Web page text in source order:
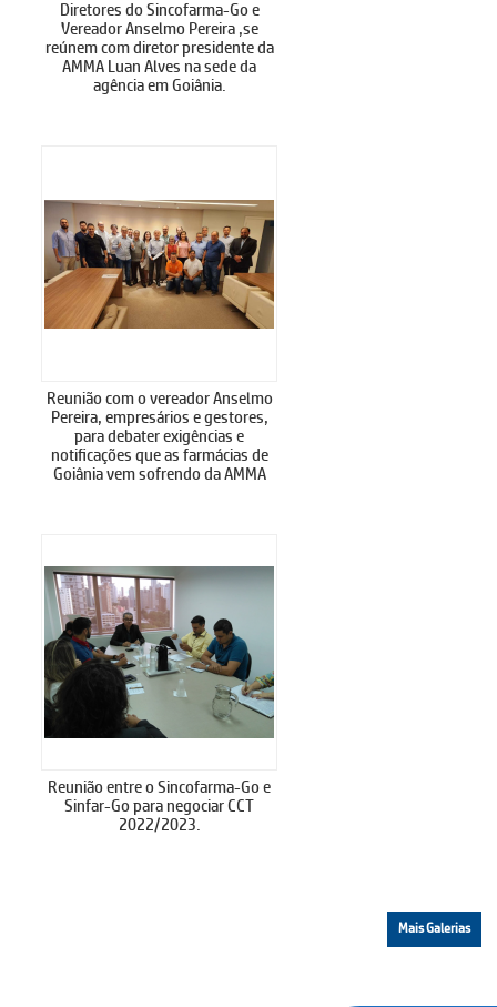
Diretores do Sincofarma-Go e
Vereador Anselmo Pereira ,se
reúnem com diretor presidente da
AMMA Luan Alves na sede da
agência em Goiânia.
Reunião com o vereador Anselmo
Pereira, empresários e gestores,
para debater exigências e
notificações que as farmácias de
Goiânia vem sofrendo da AMMA
Reunião entre o Sincofarma-Go e
Sinfar-Go para negociar CCT
2022/2023.
Mais Galerias